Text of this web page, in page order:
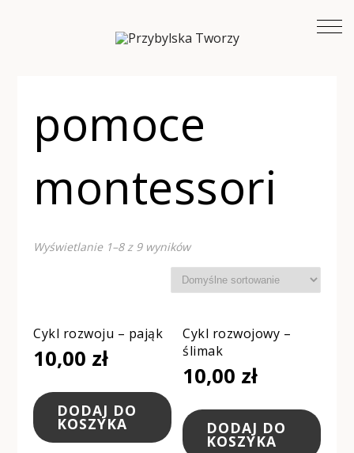
pomoce
montessori
Wyświetlanie 1–8 z 9 wyników
Cykl rozwoju – pająk
10,00 zł
DODAJ DO
KOSZYKA
Cykl rozwojowy –
ślimak
10,00 zł
DODAJ DO
KOSZYKA